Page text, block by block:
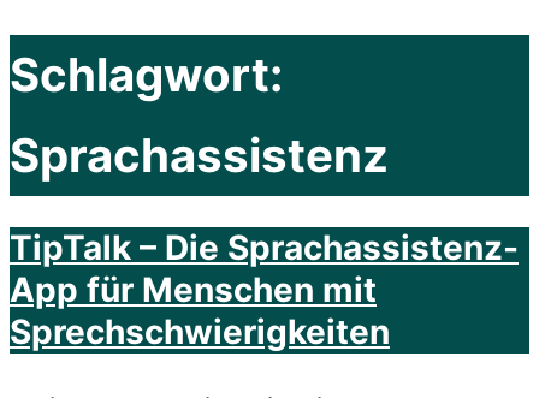
Schlagwort:
Sprachassistenz
TipTalk – Die Sprachassistenz-
App für Menschen mit
Sprechschwierigkeiten